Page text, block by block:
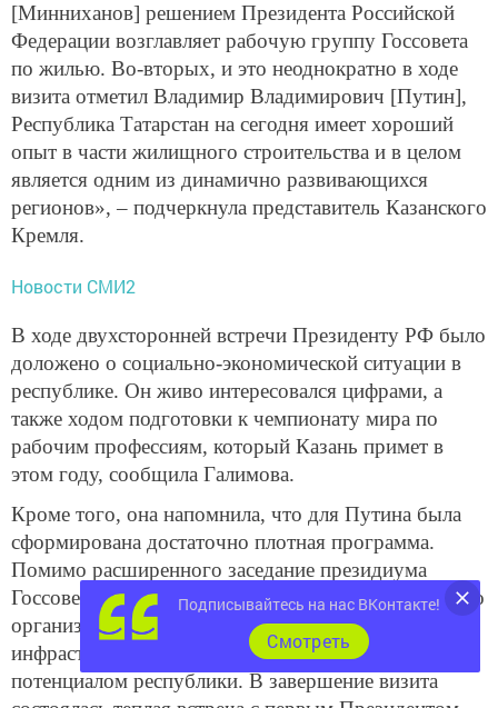
[Минниханов] решением Президента Российской
Федерации возглавляет рабочую группу Госсовета
по жилью. Во-вторых, и это неоднократно в ходе
визита отметил Владимир Владимирович [Путин],
Республика Татарстан на сегодня имеет хороший
опыт в части жилищного строительства и в целом
является одним из динамично развивающихся
регионов», – подчеркнула представитель Казанского
Кремля.
Новости СМИ2
В ходе двухсторонней встречи Президенту РФ было
доложено о социально-экономической ситуации в
республике. Он живо интересовался цифрами, а
также ходом подготовки к чемпионату мира по
рабочим профессиям, который Казань примет в
этом году, сообщила Галимова.
Кроме того, она напомнила, что для Путина была
сформирована достаточно плотная программа.
Помимо расширенного заседание президиума
Госсовета прошла встреча с общественностью, было
организовано знакомство с новыми подходами в
инфраструктурных решениях и инновационным
потенциалом республики. В завершение визита
Подписывайтесь на нас ВКонтакте!
Cмотреть